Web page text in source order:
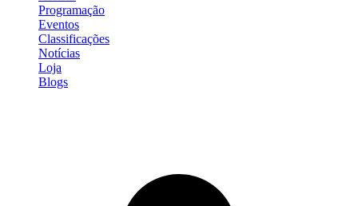
Programação
Eventos
Classificações
Notícias
Loja
Blogs